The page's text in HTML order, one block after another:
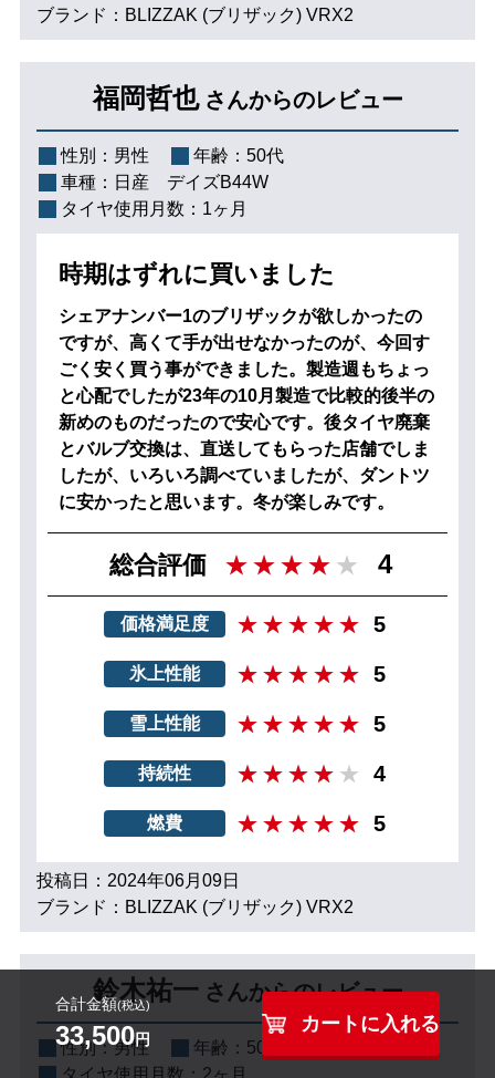
合計金額(税込)
33,500円
カートに入れる
ブランド：BLIZZAK (ブリザック) VRX2
福岡哲也 さんからのレビュー
性別： 男性 年齢： 50代
車種： 日産 デイズB44W
タイヤ使用月数： 1ヶ月
時期はずれに買いました
シェアナンバー1のブリザックが欲しかったの
ですが、高くて手が出せなかったのが、今回す
ごく安く買う事ができました。製造週もちょっ
と心配でしたが23年の10月製造で比較的後半の
新めのものだったので安心です。後タイヤ廃棄
とバルブ交換は、直送してもらった店舗でしま
したが、いろいろ調べていましたが、ダントツ
に安かったと思います。冬が楽しみです。
総合評価 4
価格満足度 5
氷上性能 5
雪上性能 5
持続性 4
燃費 5
投稿日：2024年06月09日
ブランド：BLIZZAK (ブリザック) VRX2
鈴木祐一 さんからのレビュー
性別：男性 年齢： 50代